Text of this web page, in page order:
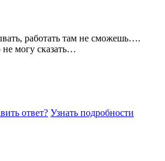
работать там не сможешь….
могу сказать…
ответ? Узнать подробности